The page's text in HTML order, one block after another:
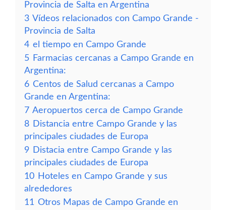
Provincia de Salta en Argentina
3 Vídeos relacionados con Campo Grande -
Provincia de Salta
4 el tiempo en Campo Grande
5 Farmacias cercanas a Campo Grande en
Argentina:
6 Centos de Salud cercanas a Campo
Grande en Argentina:
7 Aeropuertos cerca de Campo Grande
8 Distancia entre Campo Grande y las
principales ciudades de Europa
9 Distacia entre Campo Grande y las
principales ciudades de Europa
10 Hoteles en Campo Grande y sus
alrededores
11 Otros Mapas de Campo Grande en